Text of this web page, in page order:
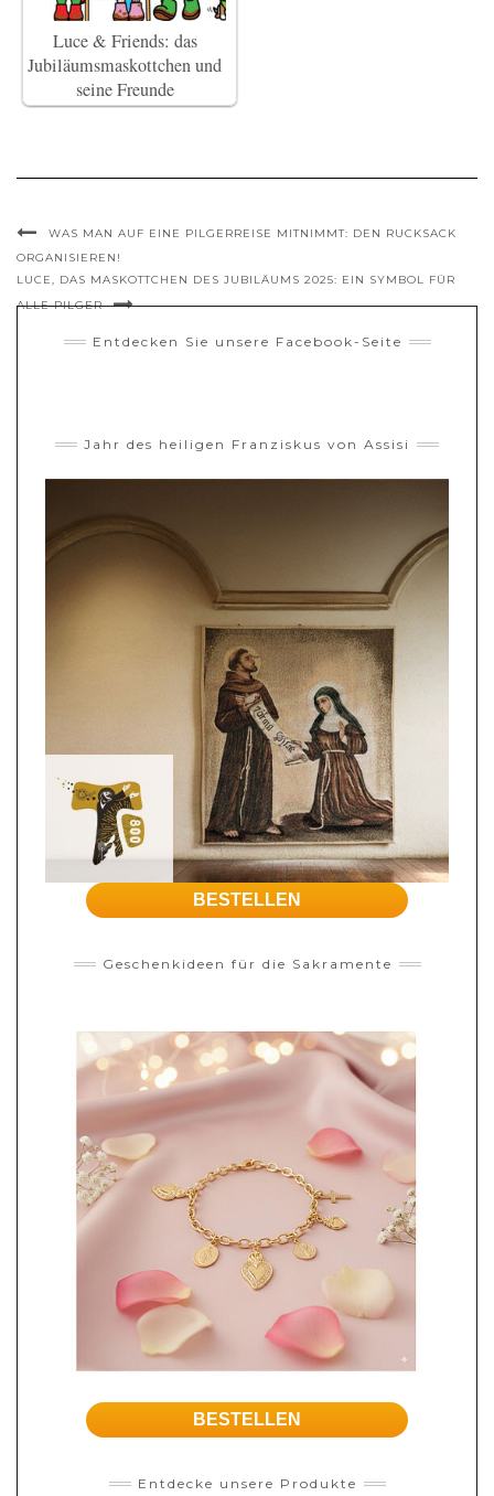
Luce & Friends: das
Jubiläumsmaskottchen und
seine Freunde
WAS MAN AUF EINE PILGERREISE MITNIMMT: DEN RUCKSACK
ORGANISIEREN!
LUCE, DAS MASKOTTCHEN DES JUBILÄUMS 2025: EIN SYMBOL FÜR
ALLE PILGER
Entdecken Sie unsere Facebook-Seite
Jahr des heiligen Franziskus von Assisi
BESTELLEN
Geschenkideen für die Sakramente
BESTELLEN
Entdecke unsere Produkte